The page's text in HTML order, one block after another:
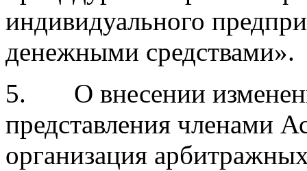
индивидуального
денежными средствами».
5. О внесении
представления членами
организация